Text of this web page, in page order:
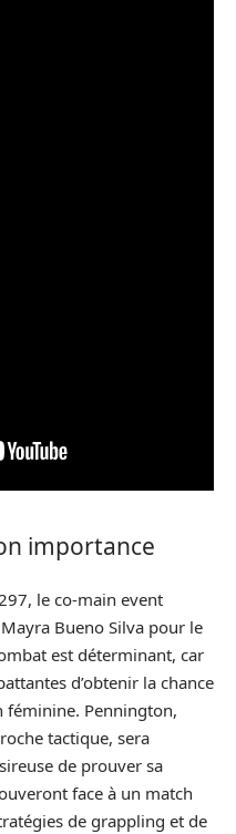
importance
le co-main event
Bueno Silva pour le
est déterminant, car
d’obtenir la chance
féminine. Pennington,
tactique, sera
de prouver sa
face à un match
de grappling et de